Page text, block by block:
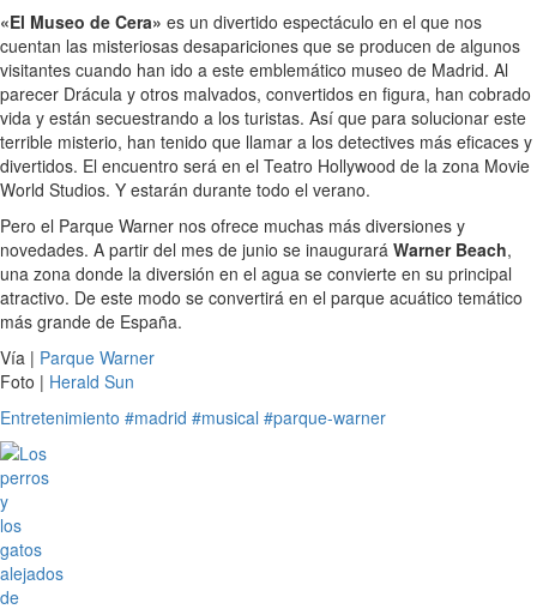
«El Museo de Cera» es un divertido espectáculo en el que nos
cuentan las misteriosas desapariciones que se producen de algunos
visitantes cuando han ido a este emblemático museo de Madrid. Al
parecer Drácula y otros malvados, convertidos en figura, han cobrado
vida y están secuestrando a los turistas. Así que para solucionar este
terrible misterio, han tenido que llamar a los detectives más eficaces y
divertidos. El encuentro será en el Teatro Hollywood de la zona Movie
World Studios. Y estarán durante todo el verano.
Pero el Parque Warner nos ofrece muchas más diversiones y
novedades. A partir del mes de junio se inaugurará Warner Beach,
una zona donde la diversión en el agua se convierte en su principal
atractivo. De este modo se convertirá en el parque acuático temático
más grande de España.
Vía | Parque Warner
Foto | Herald Sun
Entretenimiento #madrid #musical #parque-warner